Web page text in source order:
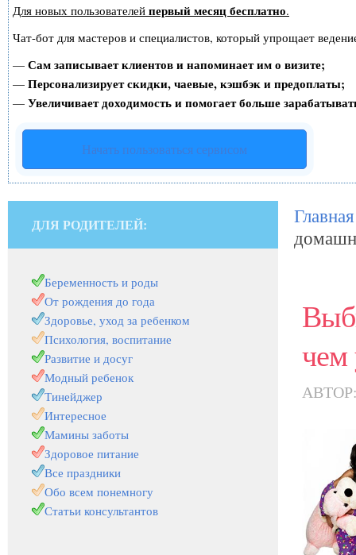
Для новых пользователей первый месяц бесплатно.
Чат-бот для мастеров и специалистов, который упрощает
— Сам записывает клиентов и напоминает им о визите;
— Персонализирует скидки, чаевые, кэшбэк и предоплаты;
— Увеличивает доходимость и помогает больше
Начать пользоваться сервисом
Главная
чем
ДЛЯ РОДИТЕЛЕЙ:
Беременность и роды
От рождения до года
Здоровье, уход за ребенком
Психология, воспитание
Развитие и досуг
Модный ребенок
Тинейджер
Интересное
Мамины заботы
Здоровое питание
Все праздники
Обо всем понемногу
Статьи консультантов